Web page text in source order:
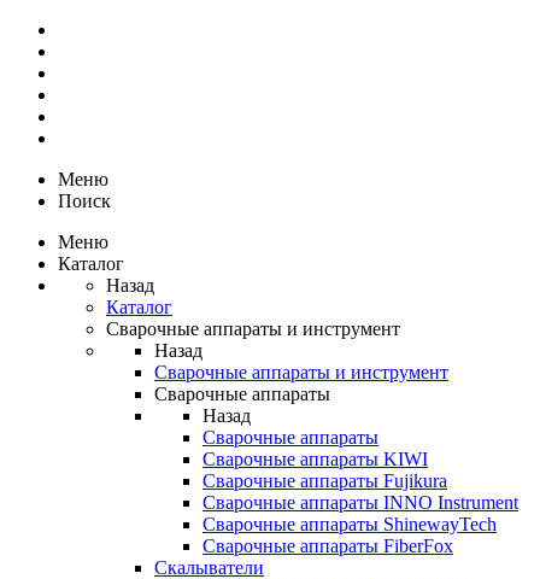
Меню
Поиск
Меню
Каталог
Назад
Каталог
Сварочные аппараты и инструмент
Назад
Сварочные аппараты и инструмент
Сварочные аппараты
Назад
Сварочные аппараты
Сварочные аппараты KIWI
Сварочные аппараты Fujikura
Сварочные аппараты INNO Instrument
Сварочные аппараты ShinewayTech
Cварочные аппараты FiberFox
Скалыватели